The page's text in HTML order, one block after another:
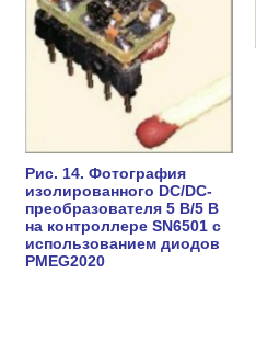
Рис. 14. Фотография
изолированного DC/DC-
преобразователя 5 В/5 В
на контроллере SN6501 с
использованием диодов
PMEG2020